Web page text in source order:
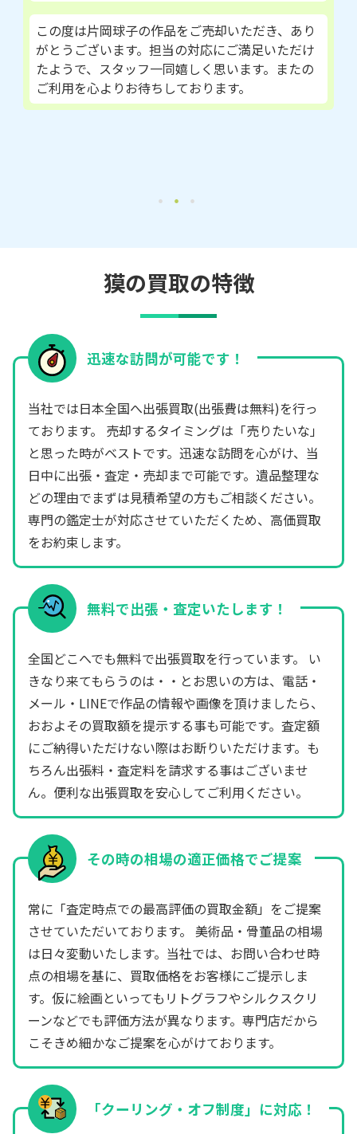
この度は片岡球子の作品をご売却いただき、あり
がとうございます。担当の対応にご満足いただけ
たようで、スタッフ一同嬉しく思います。またの
ご利用を心よりお待ちしております。
獏の買取の特徴
迅速な訪問が可能です！
当社では日本全国へ出張買取(出張費は無料)を行っ
ております。 売却するタイミングは「売りたいな」
と思った時がベストです。迅速な訪問を心がけ、当
日中に出張・査定・売却まで可能です。遺品整理な
どの理由でまずは見積希望の方もご相談ください。
専門の鑑定士が対応させていただくため、高価買取
をお約束します。
無料で出張・査定いたします！
全国どこへでも無料で出張買取を行っています。 い
きなり来てもらうのは・・とお思いの方は、電話・
メール・LINEで作品の情報や画像を頂けましたら、
おおよその買取額を提示する事も可能です。査定額
にご納得いただけない際はお断りいただけます。も
ちろん出張料・査定料を請求する事はございませ
ん。便利な出張買取を安心してご利用ください。
その時の相場の適正価格でご提案
常に「査定時点での最高評価の買取金額」をご提案
させていただいております。 美術品・骨董品の相場
は日々変動いたします。当社では、お問い合わせ時
点の相場を基に、買取価格をお客様にご提示しま
す。仮に絵画といってもリトグラフやシルクスクリ
ーンなどでも評価方法が異なります。専門店だから
こそきめ細かなご提案を心がけております。
「クーリング・オフ制度」に対応！